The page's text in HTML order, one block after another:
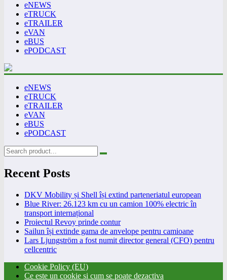
eNEWS
eTRUCK
eTRAILER
eVAN
eBUS
ePODCAST
eNEWS
eTRUCK
eTRAILER
eVAN
eBUS
ePODCAST
Recent Posts
DKV Mobility și Shell își extind parteneriatul european
Blue River: 26.123 km cu un camion 100% electric în
transport internațional
Proiectul Revoy prinde contur
Sailun își extinde gama de anvelope pentru camioane
Lars Ljungström a fost numit director general (CFO) pentru
cellcentric
Cookie Policy (EU)
Ce este un cookie si cum se poate dezactiva